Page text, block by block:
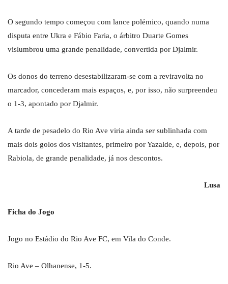
O segundo tempo começou com lance polémico, quando numa
disputa entre Ukra e Fábio Faria, o árbitro Duarte Gomes
vislumbrou uma grande penalidade, convertida por Djalmir.
Os donos do terreno desestabilizaram-se com a reviravolta no
marcador, concederam mais espaços, e, por isso, não surpreendeu
o 1-3, apontado por Djalmir.
A tarde de pesadelo do Rio Ave viria ainda ser sublinhada com
mais dois golos dos visitantes, primeiro por Yazalde, e, depois, por
Rabiola, de grande penalidade, já nos descontos.
Lusa
Ficha do Jogo
Jogo no Estádio do Rio Ave FC, em Vila do Conde.
Rio Ave – Olhanense, 1-5.